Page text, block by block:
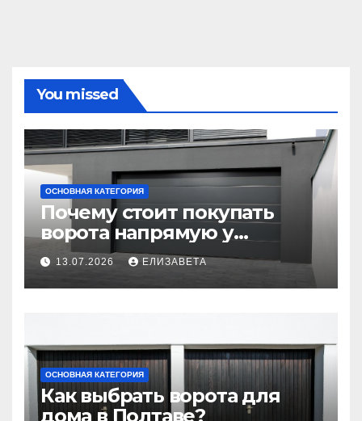
You missed
ОСНОВНАЯ КАТЕГОРИЯ
Почему стоит покупать
ворота напрямую у
производителя
13.07.2026 ЕЛИЗАВЕТА
ОСНОВНАЯ КАТЕГОРИЯ
Как выбрать ворота для
дома в Полтаве?